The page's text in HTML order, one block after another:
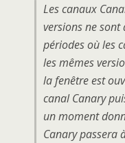
Les canaux
versions ne
périodes où les
les mêmes
la fenêtre est
canal Canary
un moment
Canary passera